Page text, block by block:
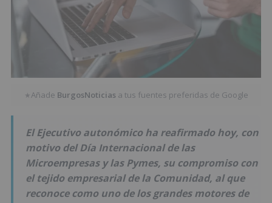
★Añade BurgosNoticias a tus fuentes preferidas de Google
El Ejecutivo autonómico ha reafirmado hoy, con
motivo del Día Internacional de las
Microempresas y las Pymes, su compromiso con
el tejido empresarial de la Comunidad, al que
reconoce como uno de los grandes motores de